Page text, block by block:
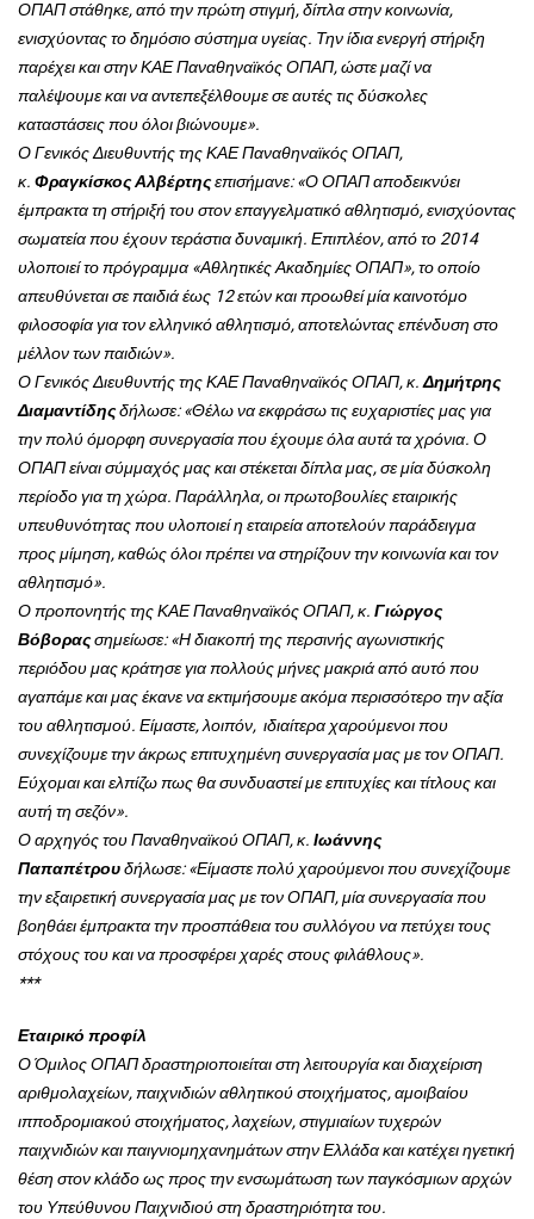
ΟΠΑΠ στάθηκε, από την πρώτη στιγμή, δίπλα στην κοινωνία,
ενισχύοντας το δημόσιο σύστημα υγείας. Την ίδια ενεργή στήριξη
παρέχει και στην ΚΑΕ Παναθηναϊκός ΟΠΑΠ, ώστε μαζί να
παλέψουμε και να αντεπεξέλθουμε σε αυτές τις δύσκολες
καταστάσεις που όλοι βιώνουμε».
Ο Γενικός Διευθυντής της ΚΑΕ Παναθηναϊκός ΟΠΑΠ,
κ. Φραγκίσκος Αλβέρτηςεπισήμανε: «Ο ΟΠΑΠ αποδεικνύει
έμπρακτα τη στήριξή του στον επαγγελματικό αθλητισμό, ενισχύοντας
σωματεία που έχουν τεράστια δυναμική. Επιπλέον, από το 2014
υλοποιεί το πρόγραμμα «Αθλητικές Ακαδημίες ΟΠΑΠ», το οποίο
απευθύνεται σε παιδιά έως 12 ετών και προωθεί μία καινοτόμο
φιλοσοφία για τον ελληνικό αθλητισμό, αποτελώντας επένδυση στο
μέλλον των παιδιών».
Ο Γενικός Διευθυντής της ΚΑΕ Παναθηναϊκός ΟΠΑΠ, κ.Δημήτρης
Διαμαντίδηςδήλωσε: «Θέλω να εκφράσω τις ευχαριστίες μας για
την πολύ όμορφη συνεργασία που έχουμε όλα αυτά τα χρόνια. Ο
ΟΠΑΠ είναι σύμμαχός μας και στέκεται δίπλα μας, σε μία δύσκολη
περίοδο για τη χώρα. Παράλληλα, οι πρωτοβουλίες εταιρικής
υπευθυνότητας που υλοποιεί η εταιρεία αποτελούν παράδειγμα
προς μίμηση, καθώς όλοι πρέπει να στηρίζουν την κοινωνία και τον
αθλητισμό».
Ο προπονητής της ΚΑΕ Παναθηναϊκός ΟΠΑΠ, κ. Γιώργος
Βόβοραςσημείωσε: «Η διακοπή της περσινής αγωνιστικής
περιόδου μας κράτησε για πολλούς μήνες μακριά από αυτό που
αγαπάμε και μας έκανε να εκτιμήσουμε ακόμα περισσότερο την αξία
του αθλητισμού. Είμαστε, λοιπόν, ιδιαίτερα χαρούμενοι που
συνεχίζουμε την άκρως επιτυχημένη συνεργασία μας με τον ΟΠΑΠ.
Εύχομαι και ελπίζω πως θα συνδυαστεί με επιτυχίες και τίτλους και
αυτή τη σεζόν».
Ο αρχηγός του Παναθηναϊκού ΟΠΑΠ, κ. Ιωάννης
Παπαπέτρουδήλωσε: «Είμαστε πολύ χαρούμενοι που συνεχίζουμε
την εξαιρετική συνεργασία μας με τον ΟΠΑΠ, μία συνεργασία που
βοηθάει έμπρακτα την προσπάθεια του συλλόγου να πετύχει τους
στόχους του και να προσφέρει χαρές στους φιλάθλους».
***
Εταιρικό προφίλ
Ο Όμιλος ΟΠΑΠ δραστηριοποιείται στη λειτουργία και διαχείριση
αριθμολαχείων, παιχνιδιών αθλητικού στοιχήματος, αμοιβαίου
ιπποδρομιακού στοιχήματος, λαχείων, στιγμιαίων τυχερών
παιχνιδιών και παιγνιομηχανημάτων στην Ελλάδα και κατέχει ηγετική
θέση στον κλάδο ως προς την ενσωμάτωση των παγκόσμιων αρχών
του Υπεύθυνου Παιχνιδιού στη δραστηριότητα του.